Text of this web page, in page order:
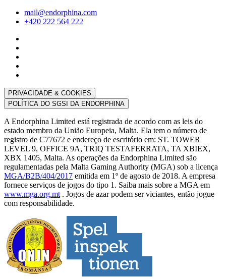
mail@endorphina.com
+420 222 564 222
PRIVACIDADE & COOKIES
POLÍTICA DO SGSI DA ENDORPHINA
A Endorphina Limited está registrada de acordo com as leis do
estado membro da União Europeia, Malta. Ela tem o número de
registro de C77672 e endereço de escritório em: ST. TOWER
LEVEL 9, OFFICE 9A, TRIQ TESTAFERRATA, TA XBIEX,
XBX 1405, Malta. As operações da Endorphina Limited são
regulamentadas pela Malta Gaming Authority (MGA) sob a licença
MGA/B2B/404/2017 emitida em 1º de agosto de 2018. A empresa
fornece serviços de jogos do tipo 1. Saiba mais sobre a MGA em
www.mga.org.mt . Jogos de azar podem ser viciantes, então jogue
com responsabilidade.